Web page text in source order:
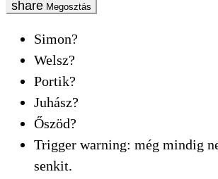
Megosztás
Simon?
Welsz?
Portik?
Juhász?
Őszöd?
Trigger warning: még mindig
senkit.